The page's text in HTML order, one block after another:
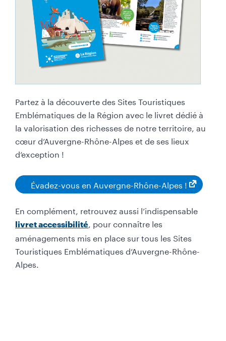
Partez à la découverte des Sites Touristiques
Emblématiques de la Région avec le livret dédié à
la valorisation des richesses de notre territoire, au
cœur d’Auvergne-Rhône-Alpes et de ses lieux
d’exception !
Évadez-vous en Auvergne-Rhône-Alpes !
En complément, retrouvez aussi l’indispensable
livret accessibilité, pour connaître les
aménagements mis en place sur tous les Sites
Touristiques Emblématiques d’Auvergne-Rhône-
Alpes.